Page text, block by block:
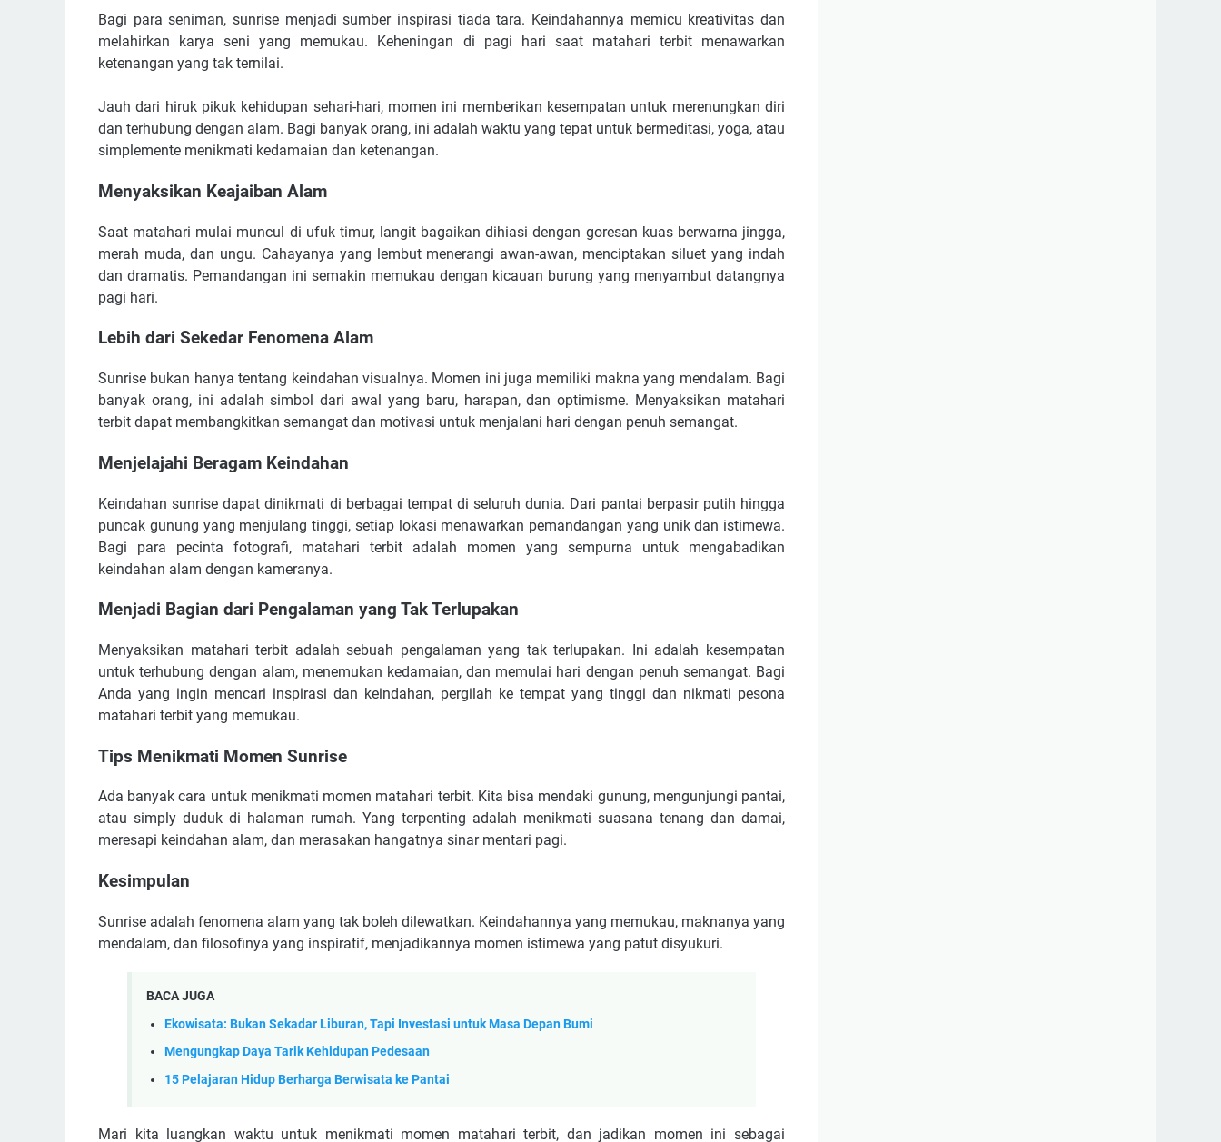
Bagi para seniman, sunrise menjadi sumber inspirasi tiada tara. Keindahannya memicu kreativitas dan
melahirkan karya seni yang memukau. Keheningan di pagi hari saat matahari terbit menawarkan
ketenangan yang tak ternilai.
Jauh dari hiruk pikuk kehidupan sehari-hari, momen ini memberikan kesempatan untuk merenungkan diri
dan terhubung dengan alam. Bagi banyak orang, ini adalah waktu yang tepat untuk bermeditasi, yoga, atau
simplemente menikmati kedamaian dan ketenangan.
Menyaksikan Keajaiban Alam
Saat matahari mulai muncul di ufuk timur, langit bagaikan dihiasi dengan goresan kuas berwarna jingga,
merah muda, dan ungu. Cahayanya yang lembut menerangi awan-awan, menciptakan siluet yang indah
dan dramatis. Pemandangan ini semakin memukau dengan kicauan burung yang menyambut datangnya
pagi hari.
Lebih dari Sekedar Fenomena Alam
Sunrise bukan hanya tentang keindahan visualnya. Momen ini juga memiliki makna yang mendalam. Bagi
banyak orang, ini adalah simbol dari awal yang baru, harapan, dan optimisme. Menyaksikan matahari
terbit dapat membangkitkan semangat dan motivasi untuk menjalani hari dengan penuh semangat.
Menjelajahi Beragam Keindahan
Keindahan sunrise dapat dinikmati di berbagai tempat di seluruh dunia. Dari pantai berpasir putih hingga
puncak gunung yang menjulang tinggi, setiap lokasi menawarkan pemandangan yang unik dan istimewa.
Bagi para pecinta fotografi, matahari terbit adalah momen yang sempurna untuk mengabadikan
keindahan alam dengan kameranya.
Menjadi Bagian dari Pengalaman yang Tak Terlupakan
Menyaksikan matahari terbit adalah sebuah pengalaman yang tak terlupakan. Ini adalah kesempatan
untuk terhubung dengan alam, menemukan kedamaian, dan memulai hari dengan penuh semangat. Bagi
Anda yang ingin mencari inspirasi dan keindahan, pergilah ke tempat yang tinggi dan nikmati pesona
matahari terbit yang memukau.
Tips Menikmati Momen Sunrise
Ada banyak cara untuk menikmati momen matahari terbit. Kita bisa mendaki gunung, mengunjungi pantai,
atau simply duduk di halaman rumah. Yang terpenting adalah menikmati suasana tenang dan damai,
meresapi keindahan alam, dan merasakan hangatnya sinar mentari pagi.
Kesimpulan
Sunrise adalah fenomena alam yang tak boleh dilewatkan. Keindahannya yang memukau, maknanya yang
mendalam, dan filosofinya yang inspiratif, menjadikannya momen istimewa yang patut disyukuri.
BACA JUGA
Ekowisata: Bukan Sekadar Liburan, Tapi Investasi untuk Masa Depan Bumi
Mengungkap Daya Tarik Kehidupan Pedesaan
15 Pelajaran Hidup Berharga Berwisata ke Pantai
Mari kita luangkan waktu untuk menikmati momen matahari terbit, dan jadikan momen ini sebagai